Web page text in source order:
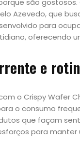
são
Azevedo, que
para
oferecendo
e
o Crispy Wafer
o consumo
que façam
para